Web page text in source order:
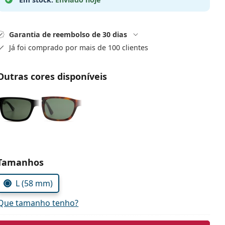
Garantia de reembolso de 30 dias
Já foi comprado por mais de 100 clientes
cores disponíveis
parâmetros
L (58 mm)
tamanho tenho?